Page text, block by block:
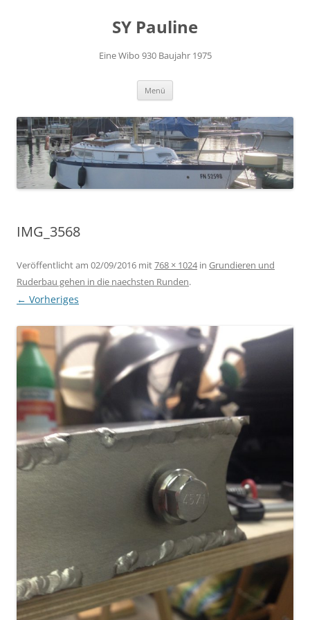
SY Pauline
Eine Wibo 930 Baujahr 1975
Menü
IMG_3568
Veröffentlicht am 02/09/2016 mit768 × 1024in Grundieren und
Ruderbau gehen in die naechsten Runden.
← Vorheriges